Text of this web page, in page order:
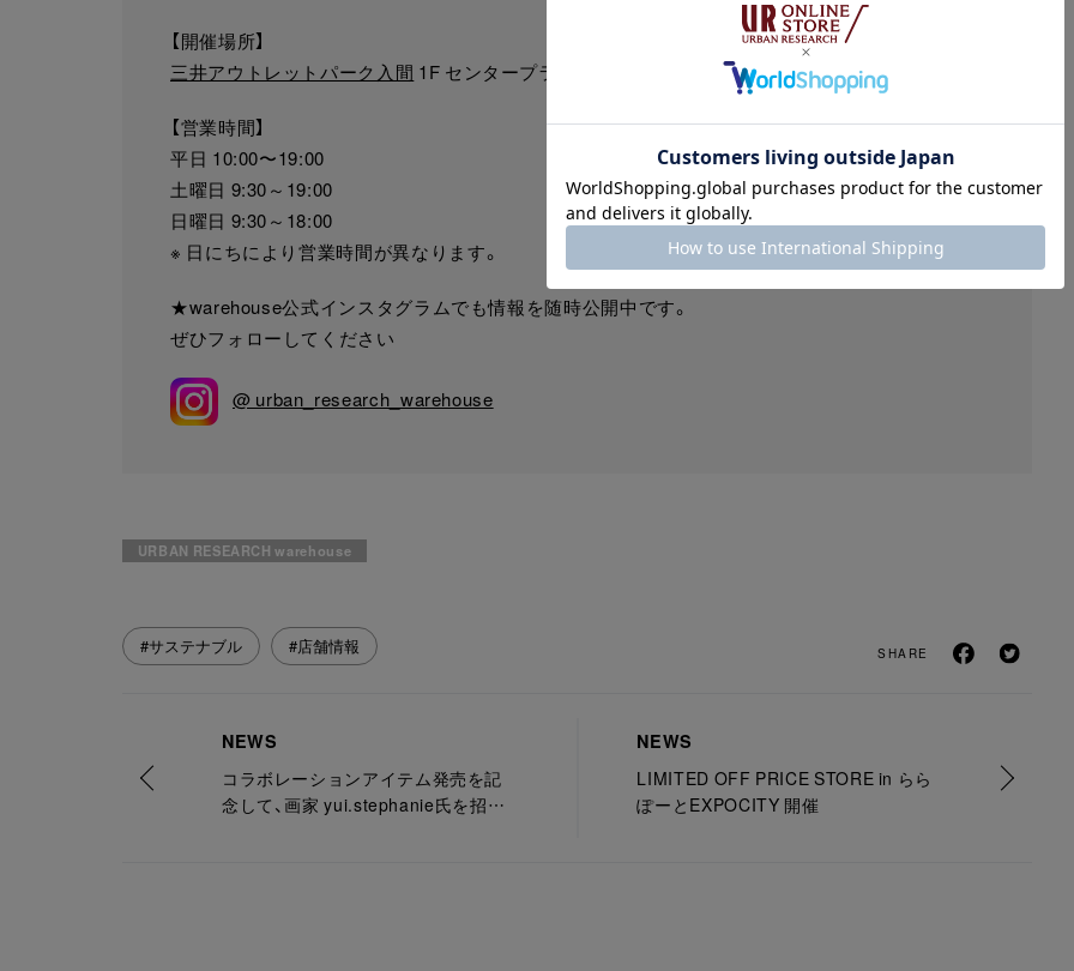
【開催場所】
三井アウトレットパーク入間 1F センタープラザ
【営業時間】
平日 10:00〜19:00
土曜日 9:30～19:00
日曜日 9:30～18:00
※ 日にちにより営業時間が異なります。
★warehouse公式インスタグラムでも情報を随時公開中です。
ぜひフォローしてください
@ urban_research_warehouse
URBAN RESEARCH warehouse
#サステナブル #店舗情報 SHARE
NEWS
コラボレーションアイテム発売を記
念して、画家 yui.stephanie氏を招い
NEWS
LIMITED OFF PRICE STORE in らら
ぽーとEXPOCITY 開催